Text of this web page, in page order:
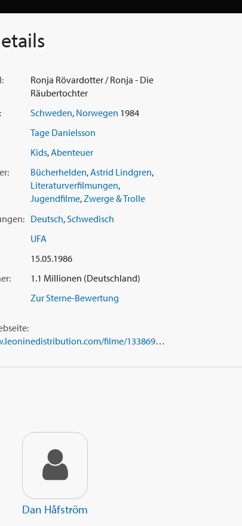
Ronja Rövardotter / Ronja - Die
Räubertochter
Schweden, Norwegen 1984
Tage Danielsson
Kids,Abenteuer
Bücherhelden,Astrid Lindgren,
Literaturverfilmungen,
Jugendfilme,Zwerge & Trolle
Deutsch, Schwedisch
UFA
15.05.1986
1.1 Millionen (Deutschland)
Zur Sterne-Bewertung
https://www.leoninedistribution.com/filme/133869/ronja-raubertochter.html
Dan Håfström